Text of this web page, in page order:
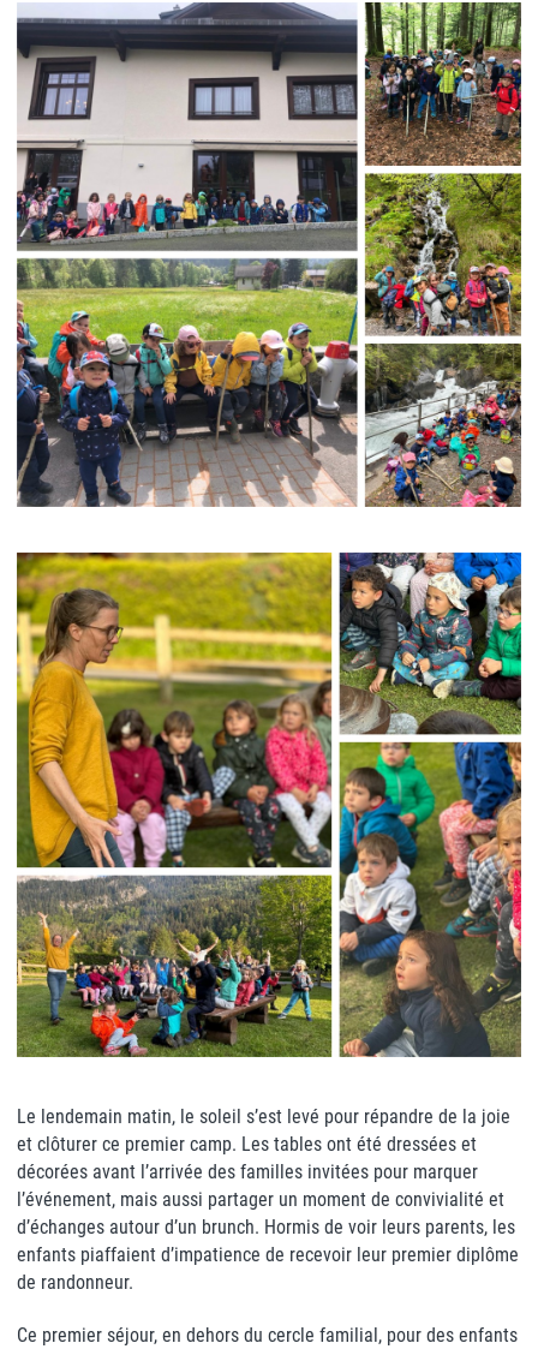
Le lendemain matin, le soleil s’est levé pour répandre de la joie
et clôturer ce premier camp. Les tables ont été dressées et
décorées avant l’arrivée des familles invitées pour marquer
l’événement, mais aussi partager un moment de convivialité et
d’échanges autour d’un brunch. Hormis de voir leurs parents, les
enfants piaffaient d’impatience de recevoir leur premier diplôme
de randonneur.
Ce premier séjour, en dehors du cercle familial, pour des enfants